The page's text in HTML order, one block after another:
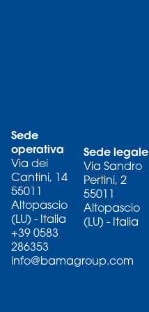
Sede
operativa
Via dei
Cantini, 14
55011
Altopascio
(LU) - Italia
+39 0583
286353
info@bamagroup.com
Sede legale
Via Sandro
Pertini, 2
55011
Altopascio
(LU) - Italia